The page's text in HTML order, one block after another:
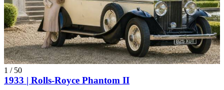
1 / 50
1933 | Rolls-Royce Phantom II